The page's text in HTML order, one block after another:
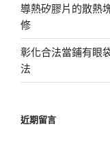
導熱矽膠片的散熱
修
彰化合法當鋪有眼
法
近期留言